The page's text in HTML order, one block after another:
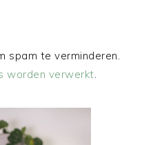
spam te verminderen.
worden verwerkt.